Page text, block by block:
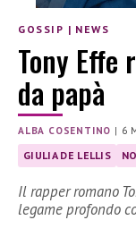
GOSSIP | NEWS
Tony Effe
da papà
ALBA COSENTINO | 6
GIULIA DE LELLIS
Il rapper romano
legame profondo